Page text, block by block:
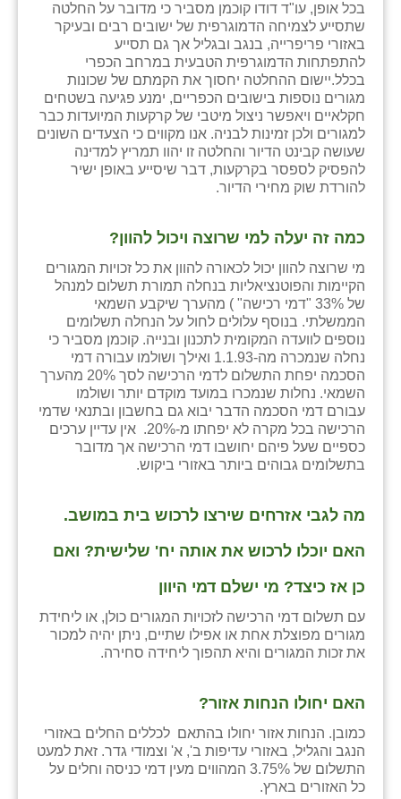
בכל אופן, עו"ד דודו קוכמן מסביר כי מדובר על החלטה
שתסייע לצמיחה הדמוגרפית של ישובים רבים ובעיקר
באזורי פריפרייה, בנגב ובגליל אך גם תסייע
להתפתחות הדמוגרפית הטבעית במרחב הכפרי
בכלל.יישום ההחלטה יחסוך את הקמתם של שכונות
מגורים נוספות בישובים הכפריים, ימנע פגיעה בשטחים
חקלאיים ויאפשר ניצול מיטבי של קרקעות המיועדות כבר
למגורים ולכן זמינות לבניה. אנו מקווים כי הצעדים השונים
שעושה קבינט הדיור והחלטה זו יהוו תמריץ למדינה
להפסיק לספסר בקרקעות, דבר שיסייע באופן ישיר
להורדת שוק מחירי הדיור.
כמה זה יעלה למי שרוצה ויכול להוון?
מי שרוצה להוון יכול לכאורה להוון את כל זכויות המגורים
הקיימות והפוטנציאליות בנחלה תמורת תשלום למנהל
של 33% "דמי רכישה" ) מהערך שיקבע השמאי
הממשלתי. בנוסף עלולים לחול על הנחלה תשלומים
נוספים לוועדה המקומית לתכנון ובנייה. קוכמן מסביר כי
נחלה שנמכרה מה-1.1.93 ואילך ושולמו עבורה דמי
הסכמה יפחת התשלום לדמי הרכישה לסך 20% מהערך
השמאי. נחלות שנמכרו במועד מוקדם יותר ושולמו
עבורם דמי הסכמה הדבר יבוא גם בחשבון ובתנאי שדמי
הרכישה בכל מקרה לא יפחתו מ-20%. אין עדיין ערכים
כספיים שעל פיהם יחושבו דמי הרכישה אך מדובר
בתשלומים גבוהים ביותר באזורי ביקוש.
מה לגבי אזרחים שירצו לרכוש בית במושב.
האם יוכלו לרכוש את אותה יח' שלישית? ואם
כן אז כיצד? מי ישלם דמי היוון
עם תשלום דמי הרכישה לזכויות המגורים כולן, או ליחידת
מגורים מפוצלת אחת או אפילו שתיים, ניתן יהיה למכור
את זכות המגורים והיא תהפוך ליחידה סחירה.
האם יחולו הנחות אזור?
כמובן. הנחות אזור יחולו בהתאם לכללים החלים באזורי
הנגב והגליל, באזורי עדיפות ב', א' וצמודי גדר. זאת למעט
התשלום של 3.75% המהווים מעין דמי כניסה וחלים על
כל האזורים בארץ.